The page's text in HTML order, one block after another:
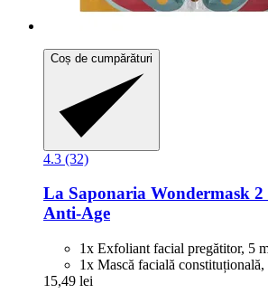
Coș de cumpărături
4.3 (32)
La Saponaria Wondermask 2
Anti-​Age
1x Exfoliant facial pregătitor, 5
1x Mască facială constituțională,
15,49 lei